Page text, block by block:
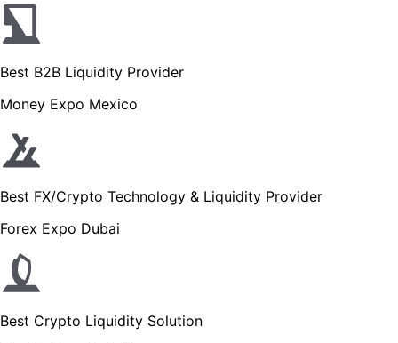
Best B2B Liquidity Provider
Money Expo Mexico
Best FX/Crypto Technology & Liquidity Provider
Forex Expo Dubai
Best Crypto Liquidity Solution